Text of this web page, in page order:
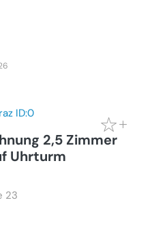
2,5 Zimmer
Uhrturm
23